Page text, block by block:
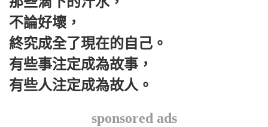
不論好壞，
終究成全了現在的自己。
有些事注定成為故事，
有些人注定成為故人。
sponsored ads